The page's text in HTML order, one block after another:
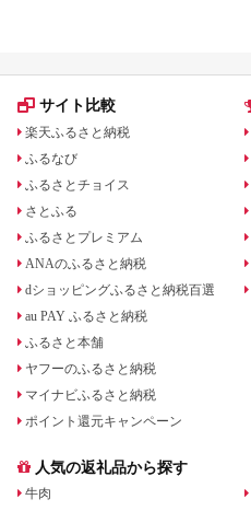
サイト比較
楽天ふるさと納税
ふるなび
ふるさとチョイス
さとふる
ふるさとプレミアム
ANAのふるさと納税
dショッピングふるさと納税百選
au PAY ふるさと納税
ふるさと本舗
ヤフーのふるさと納税
マイナビふるさと納税
ポイント還元キャンペーン
人気の返礼品から探す
牛肉